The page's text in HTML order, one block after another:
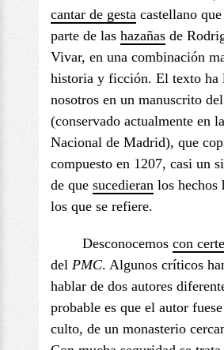
cantar de gesta castellano
parte de las hazañas de
Vivar, en una combinación
historia y ficción. El texto ha
nosotros en un manuscrito
(conservado actualmente en
Nacional de Madrid), que
compuesto en 1207, casi un
de que sucedieran los hechos
los que se refiere.
Desconocemos con
del PMC. Algunos críticos
hablar de dos autores
probable es que el autor
culto, de un monasterio